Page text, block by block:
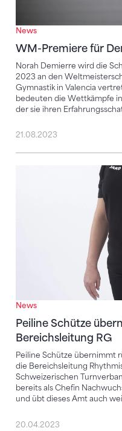
News
WM-Premiere für
Norah Demierre wird die
2023 an den
Gymnastik in Valencia
bedeuten die Wettkämpfe
der sie ihren
21.08.2023
News
Peiline Schütze
Bereichsleitung RG
Peiline Schütze übernimmt
die Bereichsleitung
Schweizerischen
bereits als Chefin
und übt dieses Amt auch
Peiline Schütze
20.04.2023